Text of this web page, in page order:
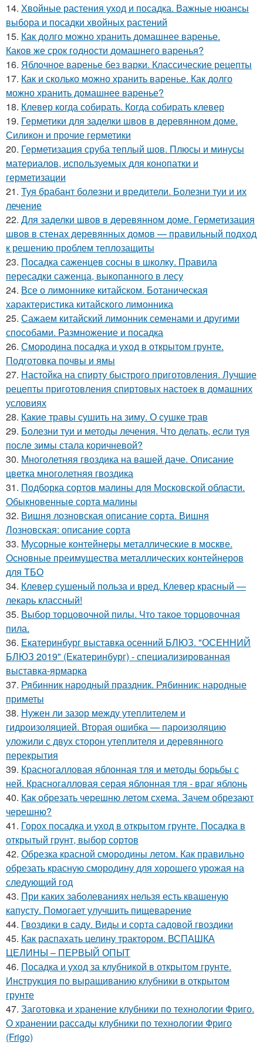
14. Хвойные растения уход и посадка. Важные нюансы
выбора и посадки хвойных растений
15. Как долго можно хранить домашнее варенье.
Каков же срок годности домашнего варенья?
16. Яблочное варенье без варки. Классические рецепты
17. Как и сколько можно хранить варенье. Как долго
можно хранить домашнее варенье?
18. Клевер когда собирать. Когда собирать клевер
19. Герметики для заделки швов в деревянном доме.
Силикон и прочие герметики
20. Герметизация сруба теплый шов. Плюсы и минусы
материалов, используемых для конопатки и
герметизации
21. Туя брабант болезни и вредители. Болезни туи и их
лечение
22. Для заделки швов в деревянном доме. Герметизация
швов в стенах деревянных домов — правильный подход
к решению проблем теплозащиты
23. Посадка саженцев сосны в школку. Правила
пересадки саженца, выкопанного в лесу
24. Все о лимоннике китайском. Ботаническая
характеристика китайского лимонника
25. Сажаем китайский лимонник семенами и другими
способами. Размножение и посадка
26. Смородина посадка и уход в открытом грунте.
Подготовка почвы и ямы
27. Настойка на спирту быстрого приготовления. Лучшие
рецепты приготовления спиртовых настоек в домашних
условиях
28. Какие травы сушить на зиму. О сушке трав
29. Болезни туи и методы лечения. Что делать, если туя
после зимы стала коричневой?
30. Многолетняя гвоздика на вашей даче. Описание
цветка многолетняя гвоздика
31. Подборка сортов малины для Московской области.
Обыкновенные сорта малины
32. Вишня лозновская описание сорта. Вишня
Лозновская: описание сорта
33. Мусорные контейнеры металлические в москве.
Основные преимущества металлических контейнеров
для ТБО
34. Клевер сушеный польза и вред. Клевер красный —
лекарь классный!
35. Выбор торцовочной пилы. Что такое торцовочная
пила.
36. Екатеринбург выставка осенний БЛЮЗ. "ОСЕННИЙ
БЛЮЗ 2019" (Екатеринбург) - специализированная
выставка-ярмарка
37. Рябинник народный праздник. Рябинник: народные
приметы
38. Нужен ли зазор между утеплителем и
гидроизоляцией. Вторая ошибка — пароизоляцию
уложили с двух сторон утеплителя и деревянного
перекрытия
39. Красногалловая яблонная тля и методы борьбы с
ней. Красногалловая серая яблонная тля - враг яблонь
40. Как обрезать черешню летом схема. Зачем обрезают
черешню?
41. Горох посадка и уход в открытом грунте. Посадка в
открытый грунт, выбор сортов
42. Обрезка красной смородины летом. Как правильно
обрезать красную смородину для хорошего урожая на
следующий год
43. При каких заболеваниях нельзя есть квашеную
капусту. Помогает улучшить пищеварение
44. Гвоздики в саду. Виды и сорта садовой гвоздики
45. Как распахать целину трактором. ВСПАШКА
ЦЕЛИНЫ – ПЕРВЫЙ ОПЫТ
46. Посадка и уход за клубникой в открытом грунте.
Инструкция по выращиванию клубники в открытом
грунте
47. Заготовка и хранение клубники по технологии Фриго.
О хранении рассады клубники по технологии Фриго
(Frigo)